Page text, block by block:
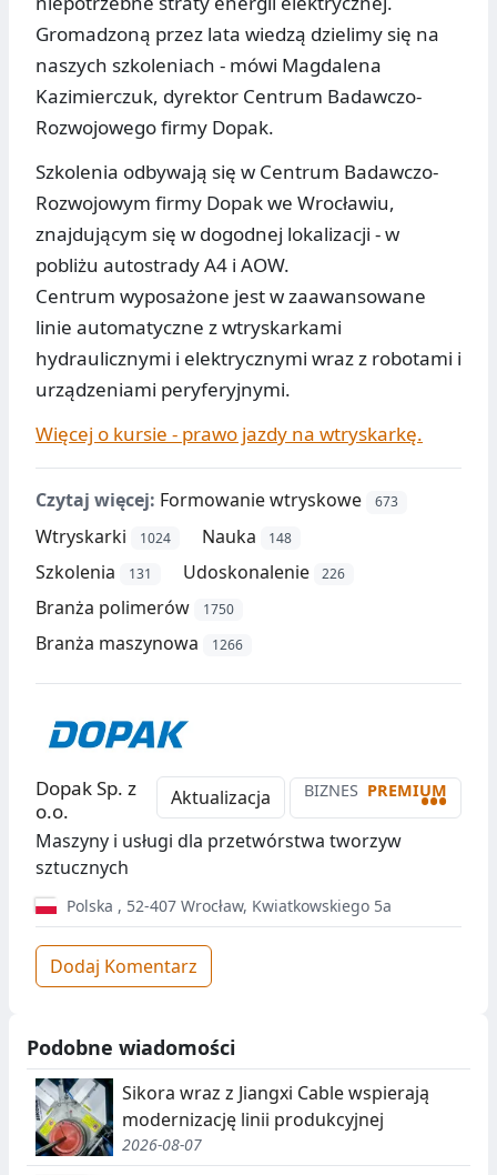
Gromadzoną przez lata wiedzą dzielimy się na
naszych szkoleniach - mówi Magdalena
Kazimierczuk, dyrektor Centrum Badawczo-
Rozwojowego firmy Dopak.
Szkolenia odbywają się w Centrum Badawczo-
Rozwojowym firmy Dopak we Wrocławiu,
znajdującym się w dogodnej lokalizacji - w
pobliżu autostrady A4 i AOW.
Centrum wyposażone jest w zaawansowane
linie automatyczne z wtryskarkami
hydraulicznymi i elektrycznymi wraz z robotami i
urządzeniami peryferyjnymi.
Więcej o kursie - prawo jazdy na wtryskarkę.
Czytaj więcej: Formowanie wtryskowe 673
Wtryskarki 1024 Nauka 148
Szkolenia 131 Udoskonalenie 226
Branża polimerów 1750
Branża maszynowa 1266
Aktualizacja BIZNES PREMIUM
•••
Dopak Sp. z
o.o.
Maszyny i usługi dla przetwórstwa tworzyw
sztucznych
Polska , 52-407 Wrocław, Kwiatkowskiego 5a
Dodaj Komentarz
Podobne wiadomości
Sikora wraz z Jiangxi Cable wspierają
modernizację linii produkcyjnej
2026-08-07